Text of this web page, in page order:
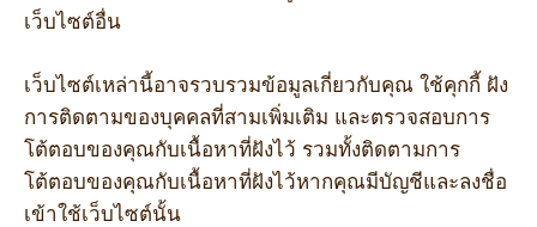
เว็บไซต์อื่น
เว็บไซต์เหล่านี้อาจรวบรวมข้อมูลเกี่ยวกับคุณ ใช้คุกกี้ ฝัง
การติดตามของบุคคลที่สามเพิ่มเติม และตรวจสอบการ
โต้ตอบของคุณกับเนื้อหาที่ฝังไว้ รวมทั้งติดตามการ
โต้ตอบของคุณกับเนื้อหาที่ฝังไว้หากคุณมีบัญชีและลงชื่อ
เข้าใช้เว็บไซต์นั้น